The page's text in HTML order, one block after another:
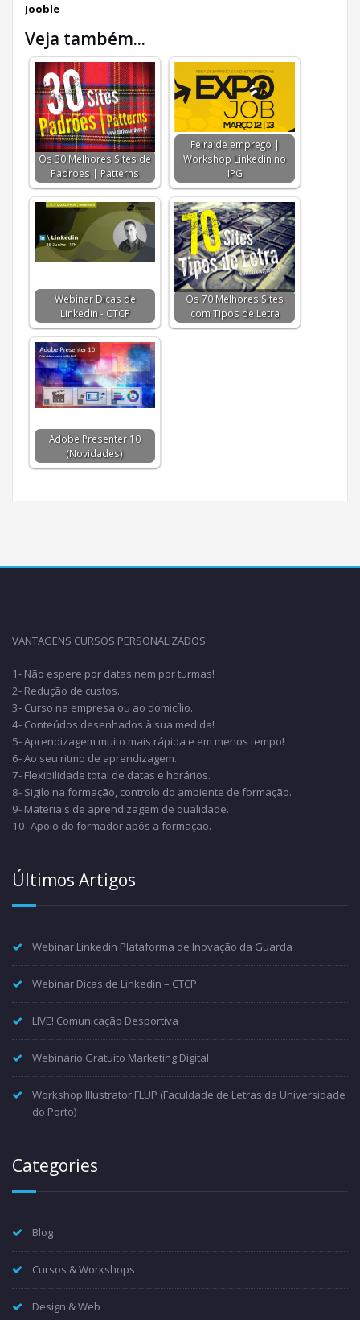
Jooble
Veja também...
Os 30 Melhores Sites de
Padroes | Patterns
Feira de emprego |
Workshop Linkedin no
IPG
Webinar Dicas de
Linkedin - CTCP
Os 70 Melhores Sites
com Tipos de Letra
Adobe Presenter 10
(Novidades)
VANTAGENS CURSOS PERSONALIZADOS:
1- Não espere por datas nem por turmas!
2- Redução de custos.
3- Curso na empresa ou ao domicílio.
4- Conteúdos desenhados à sua medida!
5- Aprendizagem muito mais rápida e em menos tempo!
6- Ao seu ritmo de aprendizagem.
7- Flexibilidade total de datas e horários.
8- Sigilo na formação, controlo do ambiente de formação.
9- Materiais de aprendizagem de qualidade.
10- Apoio do formador após a formação.
Últimos Artigos
Webinar Linkedin Plataforma de Inovação da Guarda
Webinar Dicas de Linkedin – CTCP
LIVE! Comunicação Desportiva
Webinário Gratuito Marketing Digital
Workshop Illustrator FLUP (Faculdade de Letras da Universidade
do Porto)
Categories
Blog
Cursos & Workshops
Design & Web